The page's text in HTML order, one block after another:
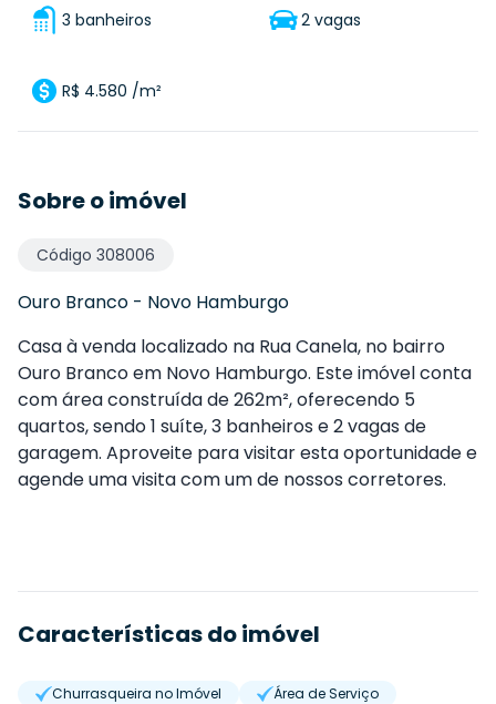
3 banheiros 2 vagas
R$ 4.580 /m²
Sobre o imóvel
Código 308006
Ouro Branco - Novo Hamburgo
Casa à venda localizado na Rua Canela, no bairro
Ouro Branco em Novo Hamburgo. Este imóvel conta
com área construída de 262m², oferecendo 5
quartos, sendo 1 suíte, 3 banheiros e 2 vagas de
garagem. Aproveite para visitar esta oportunidade e
agende uma visita com um de nossos corretores.
Características do imóvel
Churrasqueira no Imóvel Área de Serviço